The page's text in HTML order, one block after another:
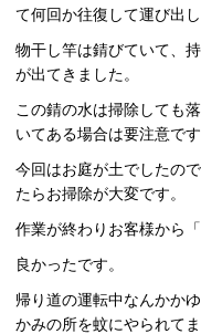
て何回か往復して運び出し
物干し竿は錆びていて、
が出てきました。
この錆の水は掃除しても
いてある場合は要注意です
今回はお庭が土でしたの
たらお掃除が大変です。
作業が終わりお客様から
良かったです。
帰り道の運転中なんかか
かみの所を蚊にやられてま